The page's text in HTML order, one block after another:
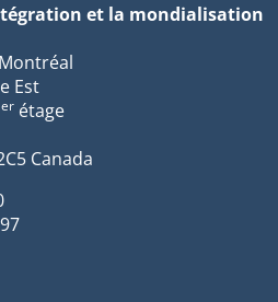
et la mondialisation
Est
er étage
Canada